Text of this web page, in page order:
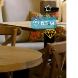
63 м